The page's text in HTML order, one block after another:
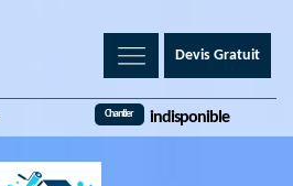
Devis Gratuit
Chantier indisponible